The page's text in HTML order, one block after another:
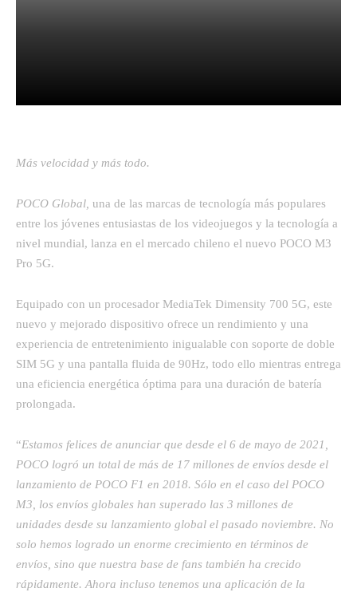
Más velocidad y más todo.
POCO Global, una de las marcas de tecnología más populares
entre los jóvenes entusiastas de los videojuegos y la tecnología a
nivel mundial, lanza en el mercado chileno el nuevo POCO M3
Pro 5G.
Equipado con un procesador MediaTek Dimensity 700 5G, este
nuevo y mejorado dispositivo ofrece un rendimiento y una
experiencia de entretenimiento inigualable con soporte de doble
SIM 5G y una pantalla fluida de 90Hz, todo ello mientras entrega
una eficiencia energética óptima para una duración de batería
prolongada.
“Estamos felices de anunciar que desde el 6 de mayo de 2021,
POCO logró un total de más de 17 millones de envíos desde el
lanzamiento de POCO F1 en 2018. Sólo en el caso del POCO
M3, los envíos globales han superado las 3 millones de
unidades desde su lanzamiento global el pasado noviembre. No
solo hemos logrado un enorme crecimiento en términos de
envíos, sino que nuestra base de fans también ha crecido
rápidamente. Ahora incluso tenemos una aplicación de la